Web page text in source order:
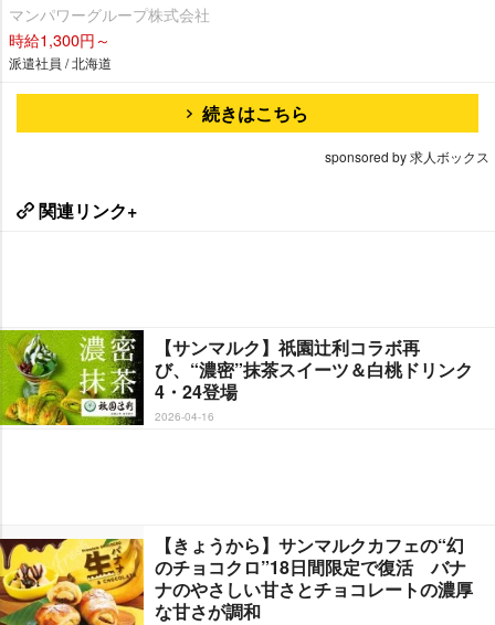
マンパワーグループ株式会社
時給1,300円～
派遣社員 / 北海道
続きはこちら
sponsored by 求人ボックス
関連リンク+
【サンマルク】祇園辻利コラボ再
び、“濃密”抹茶スイーツ＆白桃ドリンク
4・24登場
2026-04-16
【きょうから】サンマルクカフェの“幻
のチョコクロ”18日間限定で復活 バナ
ナのやさしい甘さとチョコレートの濃厚
な甘さが調和